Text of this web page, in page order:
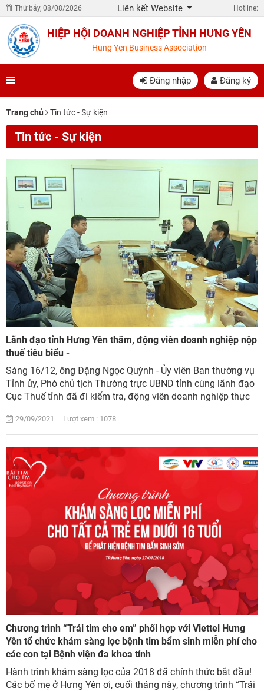
Thứ bảy, 08/08/2026 Liên kết Website Hotline:
HIỆP HỘI DOANH NGHIỆP TỈNH HƯNG YÊN
Hung Yen Business Association
Đăng nhập Đăng ký
Trang chủ Tin tức - Sự kiện
Tin tức - Sự kiện
Lãnh đạo tỉnh Hưng Yên thăm, động viên doanh nghiệp nộp
thuế tiêu biểu -
Sáng 16/12, ông Đặng Ngọc Quỳnh - Ủy viên Ban thường vụ
Tỉnh ủy, Phó chủ tịch Thường trực UBND tỉnh cùng lãnh đạo
Cục Thuế tỉnh đã đi kiểm tra, động viên doanh nghiệp thực
29/09/2021 Lượt xem : 1078
Chương trình “Trái tim cho em” phối hợp với Viettel Hưng
Yên tổ chức khám sàng lọc bệnh tim bẩm sinh miễn phí cho
các con tại Bệnh viện đa khoa tỉnh
Hành trình khám sàng lọc của 2018 đã chính thức bắt đầu!
Các bố mẹ ở Hưng Yên ơi, cuối tháng này, chương trình “Trái